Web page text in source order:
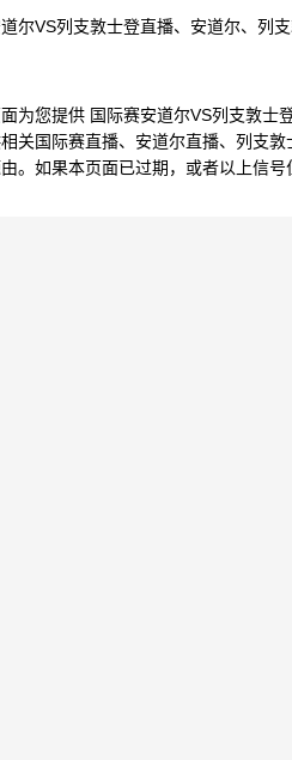
道尔VS列支敦士登直播、安道尔、列
面为您提供 国际赛安道尔VS列支敦
关国际赛直播、安道尔直播、列支
。如果本页面已过期，或者以上信号